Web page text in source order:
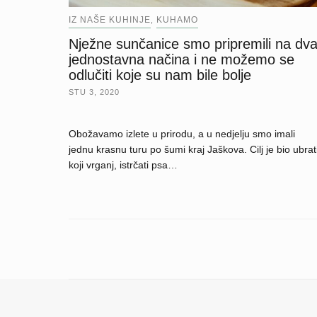
IZ NAŠE KUHINJE KUHAMO
Nježne sunčanice smo pripremili na dva
jednostavna načina i ne možemo se
odlučiti koje su nam bile bolje
STU 3, 2020
Obožavamo izlete u prirodu, a u nedjelju smo imali
jednu krasnu turu po šumi kraj Jaškova. Cilj je bio
koji vrganj, istrčati psa…